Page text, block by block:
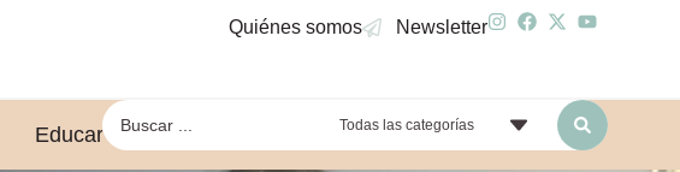
Quiénes somos Newsletter
Educar leyendo Todas las categorías